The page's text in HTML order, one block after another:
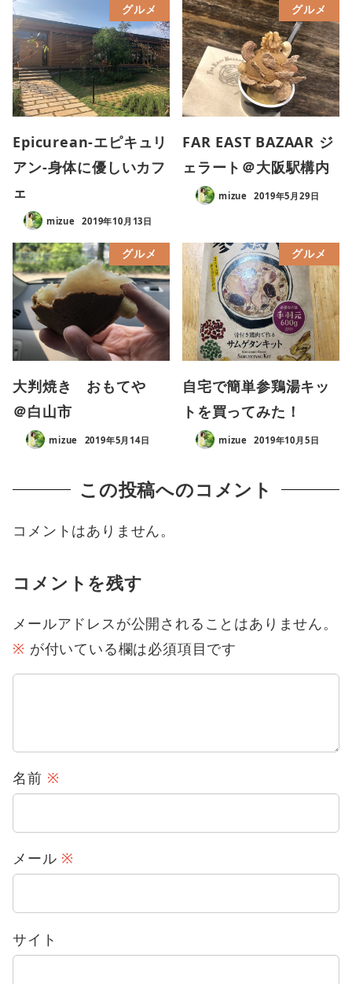
グルメ
Epicurean-エピキュリ
アン-身体に優しいカフ
ェ
mizue 2019年10月13日
グルメ
FAR EAST BAZAAR ジ
ェラート＠大阪駅構内
mizue 2019年5月29日
グルメ
大判焼き おもてや
＠白山市
mizue 2019年5月14日
グルメ
自宅で簡単参鶏湯キッ
トを買ってみた！
mizue 2019年10月5日
この投稿へのコメント
コメントはありません。
コメントを残す
メールアドレスが公開されることはありません。
※ が付いている欄は必須項目です
名前 ※
メール ※
サイト